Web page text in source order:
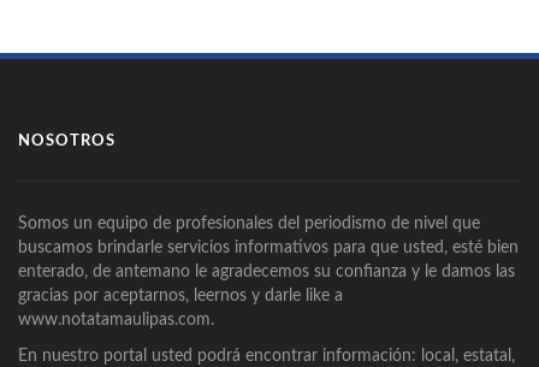
NOSOTROS
Somos un equipo de profesionales del periodismo de nivel que
buscamos brindarle servicios informativos para que usted, esté bien
enterado, de antemano le agradecemos su confianza y le damos las
gracias por aceptarnos, leernos y darle like a
www.notatamaulipas.com.
En nuestro portal usted podrá encontrar información: local, estatal,